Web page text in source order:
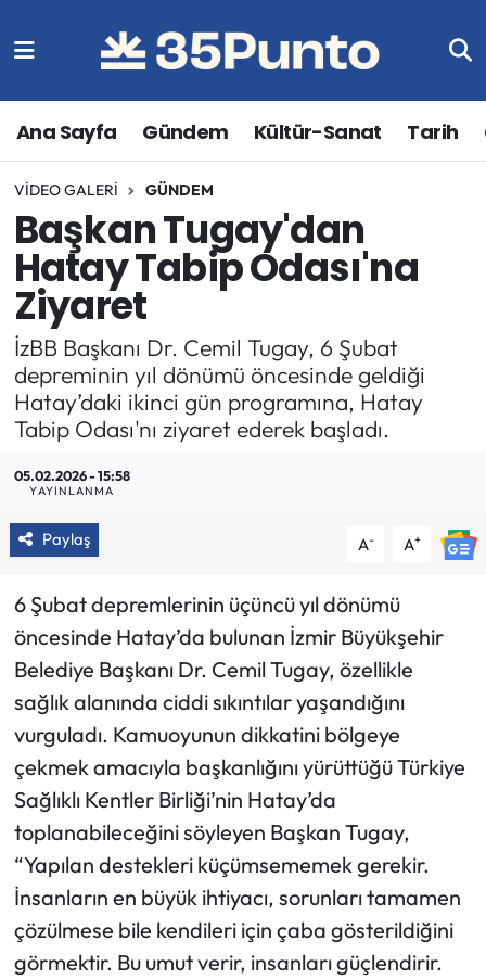
Ana Sayfa Gündem Kültür-Sanat Tarih
VIDEO GALERI GÜNDEM
Başkan Tugay'dan
Hatay Tabip Odası'na
Ziyaret
İzBB Başkanı Dr. Cemil Tugay, 6 Şubat
depreminin yıl dönümü öncesinde geldiği
Hatay’daki ikinci gün programına, Hatay
Tabip Odası'nı ziyaret ederek başladı.
05.02.2026 - 15:58
YAYINLANMA
Paylaş A- A+
6 Şubat depremlerinin üçüncü yıl dönümü
öncesinde Hatay’da bulunan İzmir Büyükşehir
Belediye Başkanı Dr. Cemil Tugay, özellikle
sağlık alanında ciddi sıkıntılar yaşandığını
vurguladı. Kamuoyunun dikkatini bölgeye
çekmek amacıyla başkanlığını yürüttüğü Türkiye
Sağlıklı Kentler Birliği’nin Hatay’da
toplanabileceğini söyleyen Başkan Tugay,
“Yapılan destekleri küçümsememek gerekir.
İnsanların en büyük ihtiyacı, sorunları tamamen
çözülmese bile kendileri için çaba gösterildiğini
görmektir. Bu umut verir, insanları güçlendirir.